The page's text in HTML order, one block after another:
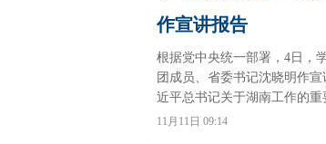
作宣讲报告
根据党中央统一部署，4日，
团成员、省委书记沈晓明作
近平总书记关于湖南工作的
量，确保全会精神在湖南落地
11月11日 09:14